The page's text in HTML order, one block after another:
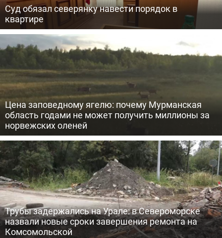
Суд обязал северянку навести порядок в
квартире
Цена заповедному ягелю: почему Мурманская
область годами не может получить миллионы за
норвежских оленей
Трубы задержались на Урале: в Североморске
назвали новые сроки завершения ремонта на
Комсомольской